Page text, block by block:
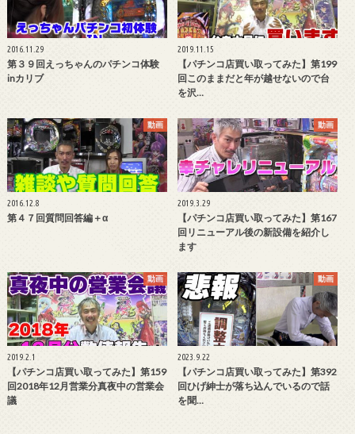
2016.11.29
第３９回えっちゃんのパチンコ体験
inカリブ
2019.11.15
【パチンコ店買い取ってみた】第199
回このままだと年が越せないので台
を沢…
動画
2016.12.8
第４７回質問回答編＋α
動画
2019.3.29
【パチンコ店買い取ってみた】第167
回リニューアル後の新設備を紹介し
ます
動画
2019.2.1
【パチンコ店買い取ってみた】第159
回2018年12月営業分真夜中の営業会
議
動画
2023.9.22
【パチンコ店買い取ってみた】第392
回ひげ紳士が落ち込んでいるので話
を聞…